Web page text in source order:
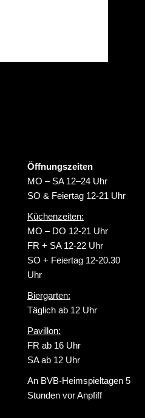
Öffnungszeiten
MO – SA 12–24 Uhr
SO & Feiertag 12-21 Uhr
Küchenzeiten:
MO – DO 12-21 Uhr
FR + SA 12-22 Uhr
SO + Feiertag 12-20.30
Uhr
Biergarten:
Täglich ab 12 Uhr
Pavillon:
FR ab 16 Uhr
SA ab 12 Uhr
An BVB-Heimspieltagen 5
Stunden vor Anpfiff